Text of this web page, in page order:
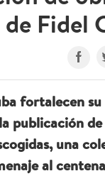
Fidel
fortalecen
publicación
una
al